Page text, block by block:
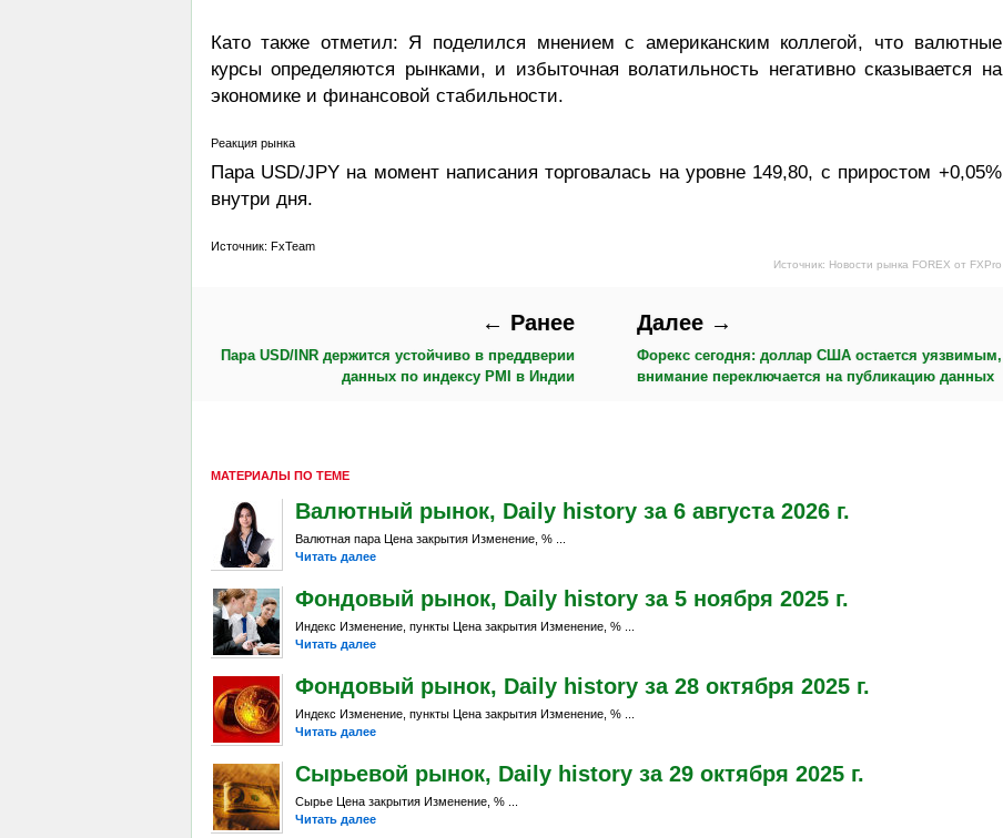
Като также отметил: Я поделился мнением с американским коллегой, что валютные
курсы определяются рынками, и избыточная волатильность негативно сказывается на
экономике и финансовой стабильности.
Реакция рынка
Пара USD/JPY на момент написания торговалась на уровне 149,80, с приростом +0,05%
внутри дня.
Источник: FxTeam
Источник: Новости рынка FOREX от FXPro
← Ранее
Пара USD/INR держится устойчиво в преддверии
данных по индексу PMI в Индии
Далее →
Форекс сегодня: доллар США остается уязвимым,
внимание переключается на публикацию данных
МАТЕРИАЛЫ ПО ТЕМЕ
Валютный рынок, Daily history за 6 августа 2026 г.
Валютная пара Цена закрытия Изменение, % ...
Читать далее
Фондовый рынок, Daily history за 5 ноября 2025 г.
Индекс Изменение, пункты Цена закрытия Изменение, % ...
Читать далее
Фондовый рынок, Daily history за 28 октября 2025 г.
Индекс Изменение, пункты Цена закрытия Изменение, % ...
Читать далее
Сырьевой рынок, Daily history за 29 октября 2025 г.
Сырье Цена закрытия Изменение, % ...
Читать далее